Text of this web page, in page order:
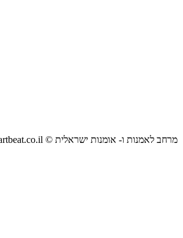
כל הזכויות שמורות ל - artbeat.co.il © מרחב לאמנות ו- אומנות ישראלית